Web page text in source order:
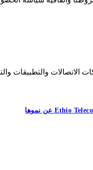
والتطبيقات